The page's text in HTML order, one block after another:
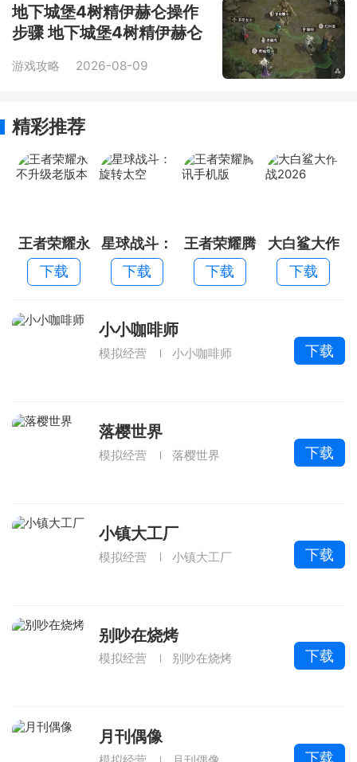
地下城堡4树精伊赫仑操作
步骤 地下城堡4树精伊赫仑
游戏攻略 2026-08-09
精彩推荐
王者荣耀永
不升级老版
本
下载
星球战斗：
旋转太空
下载
王者荣耀腾
讯手机版
下载
大白鲨大作
战2026
下载
小小咖啡师
模拟经营 小小咖啡师 下载
落樱世界
模拟经营 落樱世界 下载
小镇大工厂
模拟经营 小镇大工厂 下载
别吵在烧烤
模拟经营 别吵在烧烤 下载
月刊偶像
下载